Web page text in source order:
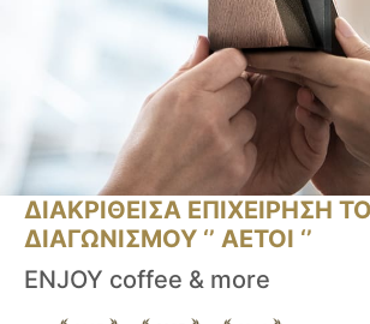
ΔΙΑΚΡΙΘΕΙΣΑ ΕΠΙΧΕΙΡΗΣΗ
ΔΙΑΓΩΝΙΣΜΟΥ ‘’ ΑΕΤΟΙ ‘’
ENJOY coffee & more